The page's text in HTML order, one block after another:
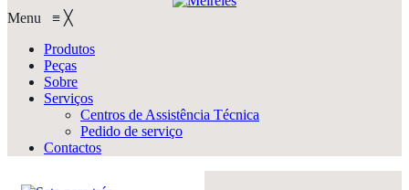
Menu ≡ ╳
Produtos
Peças
Sobre
Serviços
Centros de Assistência Técnica
Pedido de serviço
Contactos